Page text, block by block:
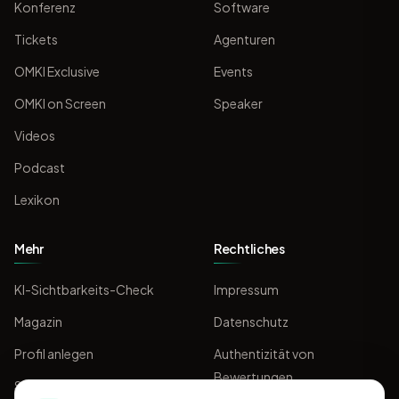
Konferenz
Tickets
OMKI Exclusive
OMKI on Screen
Videos
Podcast
Lexikon
Software
Agenturen
Events
Speaker
Mehr
KI-Sichtbarkeits-Check
Magazin
Profil anlegen
Sponsoring
Rechtliches
Impressum
Datenschutz
Authentizität von
Bewertungen